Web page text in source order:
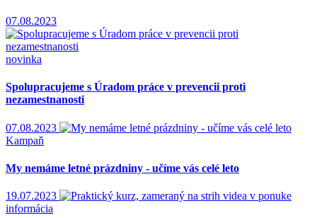
07.08.2023
novinka
Spolupracujeme s Úradom práce v prevencii proti
nezamestnanosti
07.08.2023
Kampaň
My nemáme letné prázdniny - učíme vás celé leto
19.07.2023
informácia